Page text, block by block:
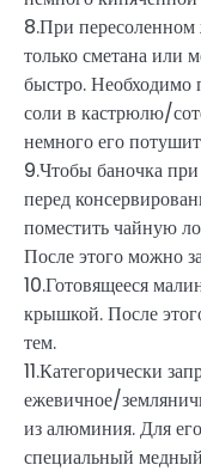
8.При
только сметана или
быстро. Необходимо
соли в кастрюлю/
немного его
9.Чтобы баночка
перед
поместить чайную
После этого можно
10.Готовящееся
крышкой. После
тем.
11.Категорически
ежевичное/
из алюминия. Для
специальный